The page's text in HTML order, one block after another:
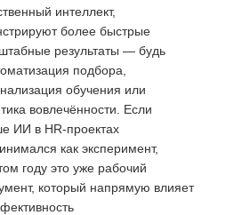
интеллект,
более быстрые
результаты — будь
подбора,
обучения или
вовлечённости. Если
ИИ в HR-проектах
как эксперимент,
году это уже рабочий
который напрямую влияет